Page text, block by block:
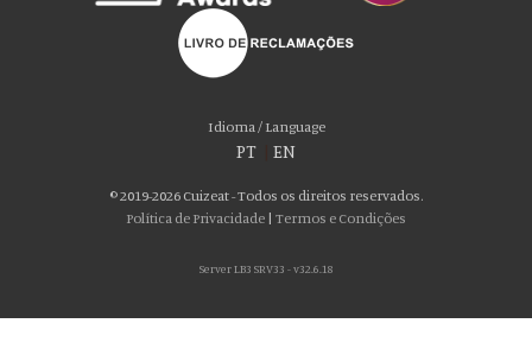
Idioma / Language
PT EN
© 2019-2026 Cuizeat - Todos os direitos reservados.
Política de Privacidade | Termos e Condições
Server LB3 SRV33 - v32.6.18
Por favor aceite as nossas deliciosas
Usamos cookies para personalizar conteúdo e anúncios, fornecer recursos
de mídia social e analisar nosso tráfego. Também compartilhamos
social, publicidade e análise, que podem combiná-lo com outras informações
que você forneceu a eles ou que coletaram do uso de seus serviços. Você